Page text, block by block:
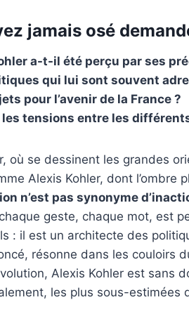
jamais osé
a-t-il été perçu par ses
qui lui sont souvent
pour l’avenir de la France ?
tensions entre les
où se dessinent les grandes
Alexis Kohler, dont l’ombre
n’est pas synonyme
geste, chaque mot, est
: il est un architecte des
résonne dans les couloirs
Alexis Kohler est sans
les plus sous-estimées